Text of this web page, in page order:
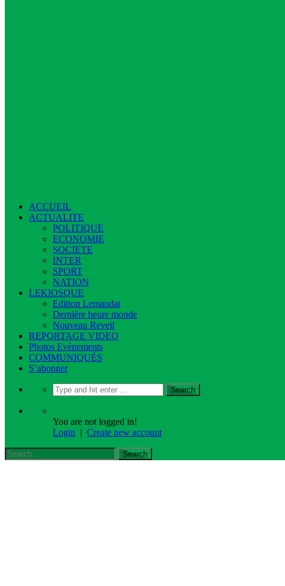
ACCUEIL
ACTUALITE
POLITIQUE
ECONOMIE
SOCIETE
INTER
SPORT
NATION
LEKIOSQUE
Edition Lemandat
Dernière heure monde
Nouveau Reveil
REPORTAGE VIDEO
Photos Evènements
COMMUNIQUÉS
S’abonner
You are not logged in!
Login | Create new account